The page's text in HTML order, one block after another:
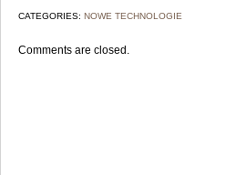
CATEGORIES: NOWE TECHNOLOGIE
Comments are closed.